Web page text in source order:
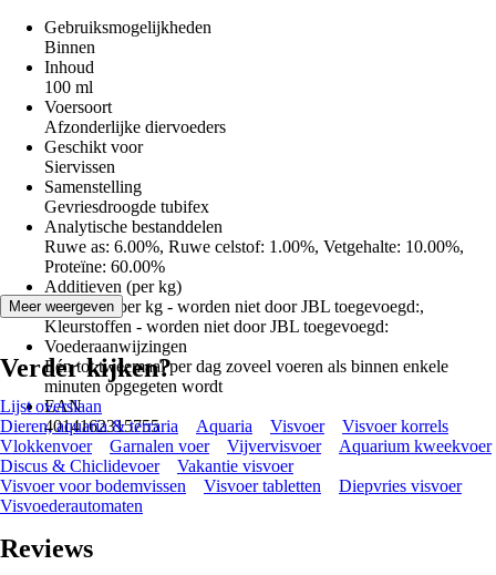
Gebruiksmogelijkheden
Binnen
Inhoud
100 ml
Voersoort
Afzonderlijke diervoeders
Geschikt voor
Siervissen
Samenstelling
Gevriesdroogde tubifex
Analytische bestanddelen
Ruwe as: 6.00%, Ruwe celstof: 1.00%, Vetgehalte: 10.00%,
Proteïne: 60.00%
Additieven (per kg)
Vitamines per kg - worden niet door JBL toegevoegd:,
Kleurstoffen - worden niet door JBL toegevoegd:
Voederaanwijzingen
Eén tot tweemaal per dag zoveel voeren als binnen enkele
minuten opgegeten wordt
EAN
4014162315755
Meer weergeven
Verder kijken?
Lijst overslaan
Dieren, aquaria & terraria
Aquaria Visvoer
Visvoer korrels
Vlokkenvoer
Garnalen voer Vijvervisvoer
Aquarium kweekvoer
Discus & Chiclidevoer
Vakantie visvoer
Visvoer voor bodemvissen
Visvoer tabletten
Diepvries visvoer
Visvoederautomaten
Reviews